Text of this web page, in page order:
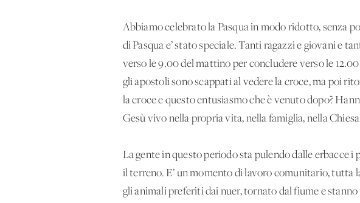
Abbiamo celebrato la Pasqua in modo ridotto, senza
di Pasqua e’ stato speciale. Tanti ragazzi e giovani e
verso le 9.00 del mattino per concludere verso le
gli apostoli sono scappati al vedere la croce, ma poi
la croce e questo entusiasmo che è venuto dopo?
Gesù vivo nella propria vita, nella famiglia, nella
La gente in questo periodo sta pulendo dalle erbacce
il terreno. E’ un momento di lavoro comunitario, tutta
gli animali preferiti dai nuer, tornato dal fiume e